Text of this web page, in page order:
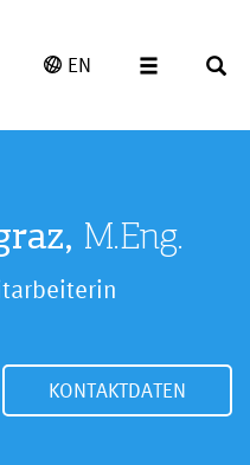
EN
M.Eng.
KONTAKTDATEN